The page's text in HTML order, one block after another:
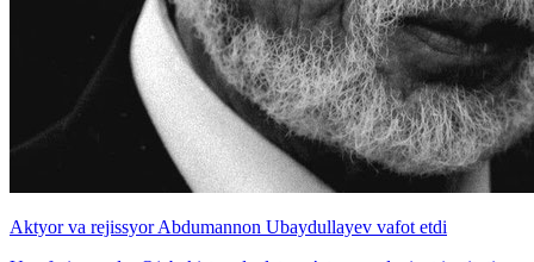
Aktyor va rejissyor Abdumannon Ubaydullayev vafot etdi